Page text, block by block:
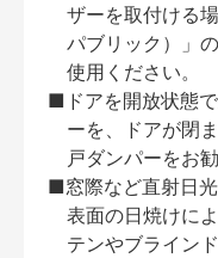
ザーを取付ける
パブリック）」
使用ください。
■ドアを開放状態
ーを、ドアが閉
戸ダンパーをお
■窓際など直射日光
表面の日焼けに
テンやブライン